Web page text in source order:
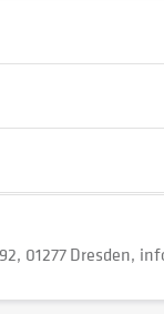
01277 Dresden